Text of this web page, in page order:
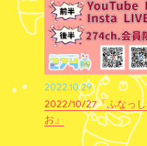
2022.10.29
2022/10/27「ふなっ
お」